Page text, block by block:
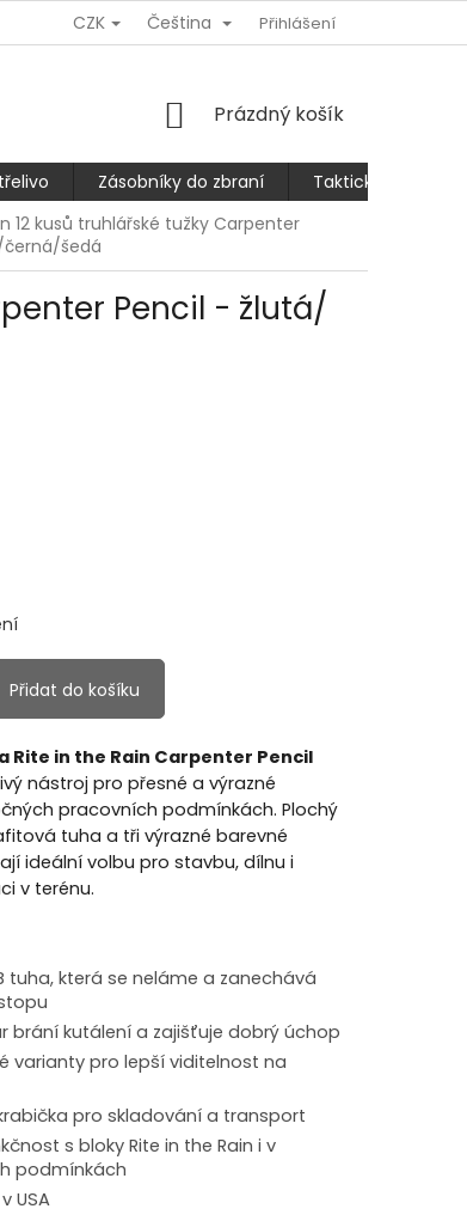
NEBO VRÁCENÍ/VÝMĚNA ZBOŽÍ
CZK Čeština Přihlášení
NÁKUPNÍ
Prázdný košík
Zásobníky do zbraní Taktické kalhoty
12 kusů truhlářské tužky Carpenter
šedá
Pencil - žlutá/
Přidat do košíku
Rite in the Rain Carpenter Pencil
nástroj pro přesné a výrazné
pracovních podmínkách. Plochý
tuha a tři výrazné barevné
ideální volbu pro stavbu, dílnu i
v terénu.
tuha, která se neláme a zanechává
brání kutálení a zajišťuje dobrý úchop
varianty pro lepší viditelnost na
pro skladování a transport
s bloky Rite in the Rain i v
podmínkách
USA